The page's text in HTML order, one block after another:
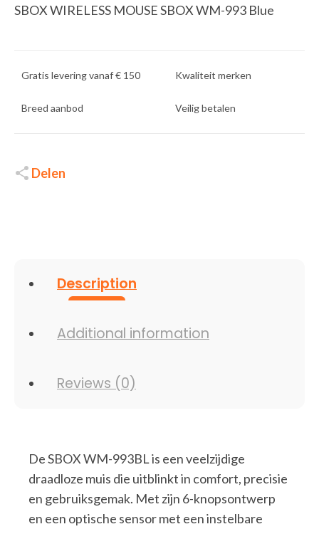
SBOX WIRELESS MOUSE SBOX WM-993 Blue
Gratis levering vanaf € 150 Kwaliteit merken
Breed aanbod Veilig betalen
Delen
Description
Additional information
Reviews (0)
De SBOX WM-993BL is een veelzijdige
draadloze muis die uitblinkt in comfort, precisie
en gebruiksgemak. Met zijn 6-knopsontwerp
en een optische sensor met een instelbare